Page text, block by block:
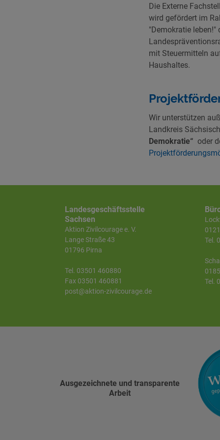
Die Externe
wird gefördert im
"Demokratie
mit Steuermitteln
Haushaltes.
Wir unterstützen
Landkreis
Demokratie“ oder
Landesgeschäftsstelle
Sachsen
Aktion Zivilcourage e. V.
Lange Straße 43
01796 Pirna
Tel. 03501 460880
Fax 03501 460881
post@aktion-zivilcourage.de
Tel.
Tel.
Ausgezeichnete und transparente
Arbeit